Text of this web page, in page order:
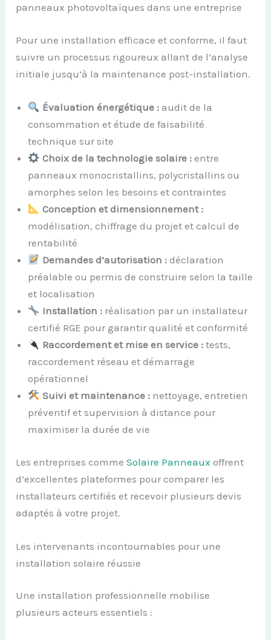
panneaux photovoltaïques dans une entreprise
Pour une installation efficace et conforme, il faut
suivre un processus rigoureux allant de l’analyse
initiale jusqu’à la maintenance post-installation.
Évaluation énergétique :audit de la
consommation et étude de faisabilité
technique sur site
Choix de la technologie solaire :entre
panneaux monocristallins, polycristallins ou
amorphes selon les besoins et contraintes
Conception et dimensionnement :
modélisation, chiffrage du projet et calcul de
rentabilité
Demandes d’autorisation :déclaration
préalable ou permis de construire selon la taille
et localisation
Installation :réalisation par un installateur
certifié RGE pour garantir qualité et conformité
Raccordement et mise en service :tests,
raccordement réseau et démarrage
opérationnel
Suivi et maintenance :nettoyage, entretien
préventif et supervision à distance pour
maximiser la durée de vie
Les entreprises commeSolaire Panneaux offrent
d’excellentes plateformes pour comparer les
installateurs certifiés et recevoir plusieurs devis
adaptés à votre projet.
Les intervenants incontournables pour une
installation solaire réussie
Une installation professionnelle mobilise
plusieurs acteurs essentiels :